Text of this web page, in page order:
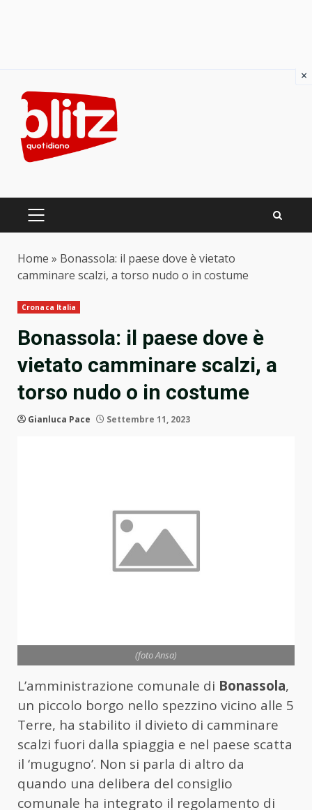
content
PRIMARY
Home » Bonassola: il paese dove è vietato
camminare scalzi, a torso nudo o in costume
Cronaca Italia
Bonassola: il paese dove è
vietato camminare scalzi, a
torso nudo o in costume
Gianluca Pace Settembre 11, 2023
(foto Ansa)
L’amministrazione comunale di Bonassola,
un piccolo borgo nello spezzino vicino alle 5
Terre, ha stabilito il divieto di camminare
scalzi fuori dalla spiaggia e nel paese scatta
il ‘mugugno’. Non si parla di altro da
quando una delibera del consiglio
comunale ha integrato il regolamento di
×